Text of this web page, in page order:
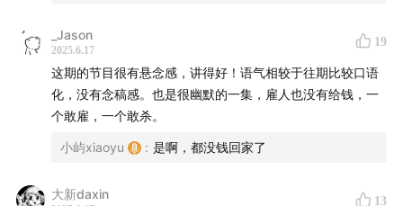
_Jason
2025.6.17
19
这期的节目很有悬念感，讲得好！语气相较于往期比较口语
化，没有念稿感。也是很幽默的一集，雇人也没有给钱，一
个敢雇，一个敢杀。
小屿xiaoyu : 是啊，都没钱回家了
大新daxin 13